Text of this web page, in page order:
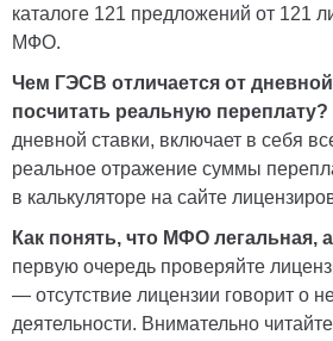
каталоге 121 предложений от 121
МФО.
Чем ГЭСВ отличается от дневной
посчитать реальную переплату?
дневной ставки, включает в себя
реальное отражение суммы
в калькуляторе на сайте
Как понять, что МФО легальная,
первую очередь проверяйте
— отсутствие лицензии говорит о
деятельности. Внимательно